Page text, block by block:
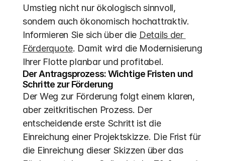
Umstieg nicht nur ökologisch sinnvoll,
sondern auch ökonomisch hochattraktiv.
Informieren Sie sich über die Details der
Förderquote. Damit wird die Modernisierung
Ihrer Flotte planbar und profitabel.
Der Antragsprozess: Wichtige Fristen und
Schritte zur Förderung
Der Weg zur Förderung folgt einem klaren,
aber zeitkritischen Prozess. Der
entscheidende erste Schritt ist die
Einreichung einer Projektskizze. Die Frist für
die Einreichung dieser Skizzen über das